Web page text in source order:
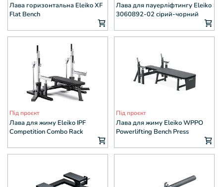
Лава горизонтальна Eleiko XF
Flat Bench
Лава для пауерліфтингу Eleiko
3060892-02 сірий-чорний
Під проєкт
Лава для жиму Eleiko IPF
Competition Combo Rack
Під проєкт
Лава для жиму Eleiko WPPO
Powerlifting Bench Press